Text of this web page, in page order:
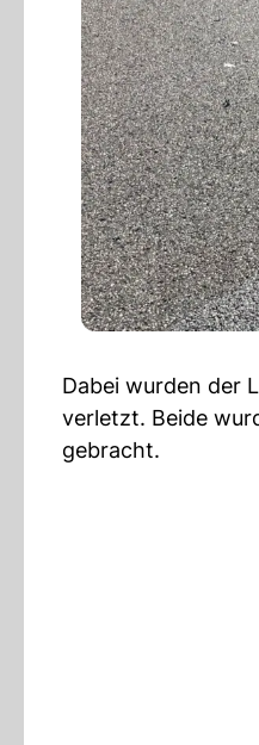
Dabei wurden der
verletzt. Beide
gebracht.